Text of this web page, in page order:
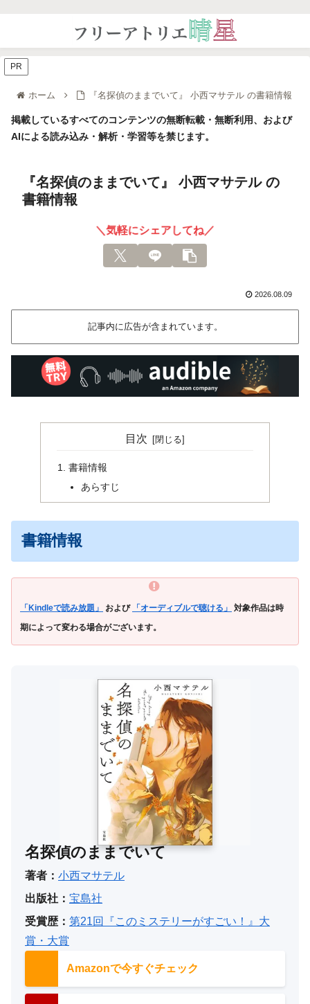
ホーム 『名探偵のままでいて』 小西マサテル の書籍情報
掲載しているすべてのコンテンツの無断転載・無断利用、および
AIによる読み込み・解析・学習等を禁じます。
『名探偵のままでいて』 小西マサテル の
書籍情報
＼気軽にシェアしてね／
2026.08.09
記事内に広告が含まれています。
PR
目次
書籍情報
あらすじ
書籍情報
「Kindleで読み放題」 および 「オーディブルで聴ける」
対象作品は時
期によって変わる場合がございます。
名探偵のままでいて
著者： 小西マサテル
出版社： 宝島社
受賞歴： 第21回『このミステリーがすごい！』大
賞・大賞
Amazonで今すぐチェック